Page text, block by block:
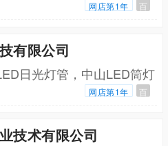
网店第1年 百
有限公司
日光灯管，中山LED筒灯
网店第1年 百
技术有限公司